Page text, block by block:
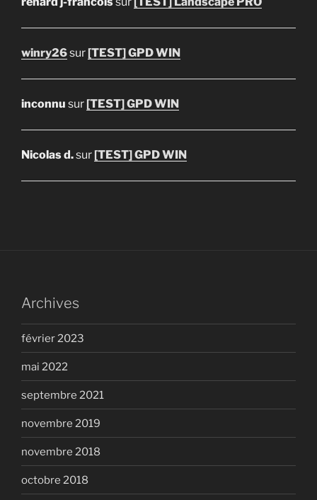
winry26sur[TEST] GPD WIN
inconnu sur[TEST] GPD WIN
Nicolas d.sur[TEST] GPD WIN
Archives
février 2023
mai 2022
septembre 2021
novembre 2019
novembre 2018
octobre 2018